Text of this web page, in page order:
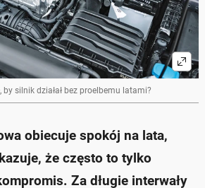
filtra paliwa może prowadzić
napraw układu wtryskowego.
skrzyni biegów również
wymieniany regularnie, w przeciwnym
poważne problemy.
do poważnych usterek w aucie.
silnik działał bez proelbemu latami?
obiecuje spokój na lata,
że często to tylko
Za długie interwały